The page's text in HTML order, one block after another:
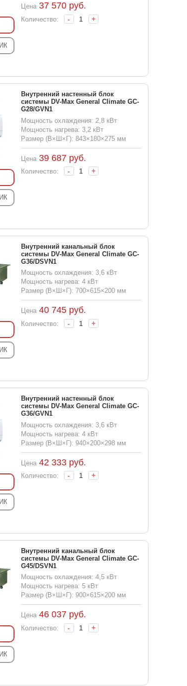
Цена 37 570руб.
Количество: - +
Внутренний настенный блок
системы DV-Max General Climate GC-
G28/GVN1
Мощность охлаждения: 2,8 кВт
Мощность нагрева: 3,2 кВт
Размер (В×Ш×Г): 843×180×275 мм
Цена 39 687руб.
Количество: - +
Внутренний канальный блок
системы DV-Max General Climate GC-
G36/DSVN1
Мощность охлаждения: 3,6 кВт
Мощность нагрева: 4 кВт
Размер (В×Ш×Г): 700×615×200 мм
Цена 40 745руб.
Количество: - +
Внутренний настенный блок
системы DV-Max General Climate GC-
G36/GVN1
Мощность охлаждения: 3,6 кВт
Мощность нагрева: 4 кВт
Размер (В×Ш×Г): 940×200×298 мм
Цена 42 333руб.
Количество: - +
Внутренний канальный блок
системы DV-Max General Climate GC-
G45/DSVN1
Мощность охлаждения: 4,5 кВт
Мощность нагрева: 5 кВт
Размер (В×Ш×Г): 900×615×200 мм
Цена 46 037руб.
Количество: - +